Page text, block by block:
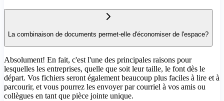
La combinaison de documents permet-elle d'économiser de l'espace?
Absolument! En fait, c'est l'une des principales raisons pour
lesquelles les entreprises, quelle que soit leur taille, le font dès le
départ. Vos fichiers seront également beaucoup plus faciles à lire et à
parcourir, et vous pourrez les envoyer par courriel à vos amis ou
collègues en tant que pièce jointe unique.